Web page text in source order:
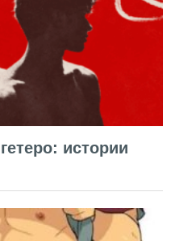
истории